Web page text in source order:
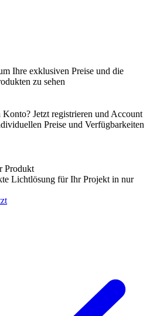
Ihre exklusiven Preise und die
zu sehen
Jetzt registrieren und Account
Preise und Verfügbarkeiten
Produkt
Lichtlösung für Ihr Projekt in nur